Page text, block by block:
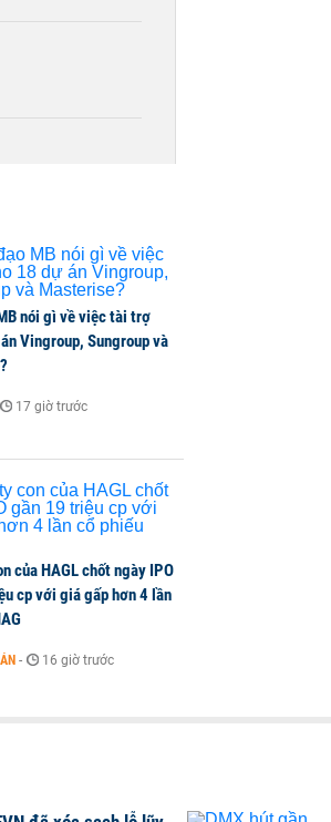
hàng
bắt buộc
nói gì về việc tài trợ
Vingroup, Sungroup và
17 giờ trước
của HAGL chốt ngày IPO
cp với giá gấp hơn 4 lần
- 16 giờ trước